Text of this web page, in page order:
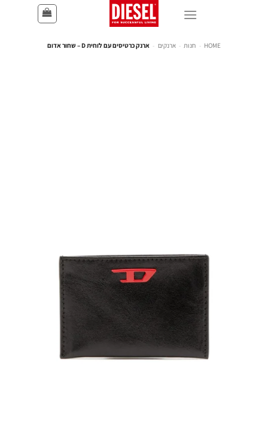
HOME
- חנות - ארנקים - ארנק כרטיסים עם לוחית D – שחור אדום